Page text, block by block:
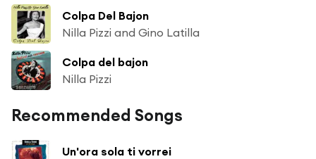
Colpa Del Bajon
Nilla Pizzi and Gino Latilla
Colpa del bajon
Nilla Pizzi
Recommended Songs
Un'ora sola ti vorrei